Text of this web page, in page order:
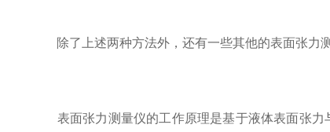
除了上述两种方法外，还有一些其他的表面张力测
表面张力测量仪的工作原理是基于液体表面张力